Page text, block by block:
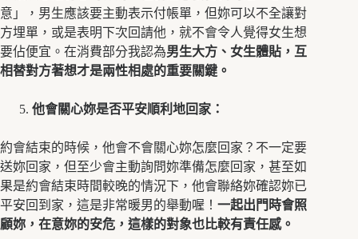
意」，男生應該要主動表示付帳單，但妳可以不全讓對
方埋單，或是表明下次回請他，就不會令人覺得女生想
要佔便宜。在消費部分我認為男生大方、女生體貼，互
相替對方著想才是兩性相處的重要關鍵。
他會關心妳是否平安順利地回家：
約會結束的時候，他會不會關心妳怎麼回家？不一定要
送妳回家，但至少會主動詢問妳準備怎麼回家，甚至如
果是約會結束時間較晚的情況下，他會聯絡妳確認妳已
平安回到家，這是非常暖男的舉動喔！ 一起出門時會照
顧妳，在意妳的安危，這樣的對象也比較有責任感。